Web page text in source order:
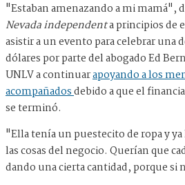
"Estaban amenazando a mi mamá",
Nevada independenta principios de
asistir a un evento para celebrar una
dólares por parte del abogado Ed
UNLV a continuarapoyando a los
acompañadosdebido a que el
se terminó.
"Ella tenía un puestecito de ropa y
las cosas del negocio. Querían que
dando una cierta cantidad, porque si